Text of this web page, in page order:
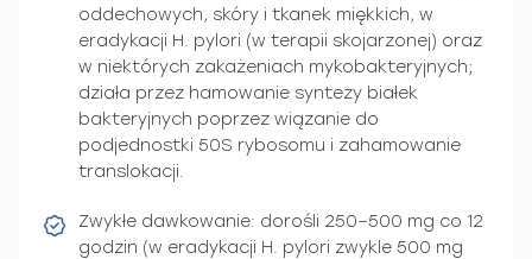
oddechowych, skóry i tkanek miękkich, w
eradykacji H. pylori (w terapii skojarzonej) oraz
w niektórych zakażeniach mykobakteryjnych;
działa przez hamowanie syntezy białek
bakteryjnych poprzez wiązanie do
podjednostki 50S rybosomu i zahamowanie
translokacji.
Zwykłe dawkowanie: dorośli 250–500 mg co 12
godzin (w eradykacji H. pylori zwykle 500 mg